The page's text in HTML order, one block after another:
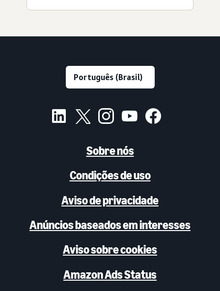
Sobre nós
Condições de uso
Aviso de privacidade
Anúncios baseados em interesses
Aviso sobre cookies
Amazon Ads Status